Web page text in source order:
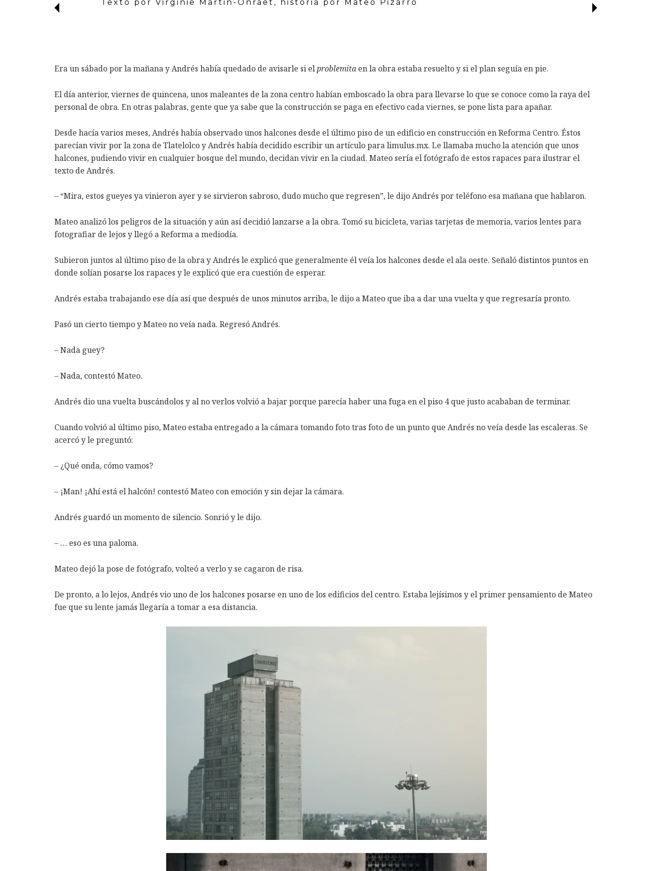
Texto por Virginie Martin-Onraët, historia por Mateo Pizarro
Era un sábado por la mañana y Andrés había quedado de avisarle si elproblemitaen la obra estaba resuelto y si el plan seguía en pie.
El día anterior, viernes de quincena, unos maleantes de la zona centro habían emboscado la obra para llevarse lo que se conoce como la raya del
personal de obra. En otras palabras, gente que ya sabe que la construcción se paga en efectivo cada viernes, se pone lista para apañar.
Desde hacía varios meses, Andrés había observado unos halcones desde el último piso de un edificio en construcción en Reforma Centro. Éstos
parecían vivir por la zona de Tlatelolco y Andrés había decidido escribir un artículo para limulus.mx. Le llamaba mucho la atención que unos
halcones, pudiendo vivir en cualquier bosque del mundo, decidan vivir en la ciudad. Mateo sería el fotógrafo de estos rapaces para ilustrar el
texto de Andrés.
– “Mira, estos gueyes ya vinieron ayer y se sirvieron sabroso, dudo mucho que regresen”, le dijo Andrés por teléfono esa mañana que hablaron.
Mateo analizó los peligros de la situación y aún así decidió lanzarse a la obra. Tomó su bicicleta, varias tarjetas de memoria, varios lentes para
fotografiar de lejos y llegó a Reforma a mediodía.
Subieron juntos al último piso de la obra y Andrés le explicó que generalmente él veía los halcones desde el ala oeste. Señaló distintos puntos en
donde solían posarse los rapaces y le explicó que era cuestión de esperar.
Andrés estaba trabajando ese día así que después de unos minutos arriba, le dijo a Mateo que iba a dar una vuelta y que regresaría pronto.
Pasó un cierto tiempo y Mateo no veía nada. Regresó Andrés.
– Nada guey?
– Nada, contestó Mateo.
Andrés dio una vuelta buscándolos y al no verlos volvió a bajar porque parecía haber una fuga en el piso 4 que justo acababan de terminar.
Cuando volvió al último piso, Mateo estaba entregado a la cámara tomando foto tras foto de un punto que Andrés no veía desde las escaleras. Se
acercó y le preguntó:
– ¿Qué onda, cómo vamos?
– ¡Man! ¡Ahí está el halcón! contestó Mateo con emoción y sin dejar la cámara.
Andrés guardó un momento de silencio. Sonrió y le dijo.
– … eso es una paloma.
Mateo dejó la pose de fotógrafo, volteó a verlo y se cagaron de risa.
De pronto, a lo lejos, Andrés vio uno de los halcones posarse en uno de los edificios del centro. Estaba lejísimos y el primer pensamiento de Mateo
fue que su lente jamás llegaría a tomar a esa distancia.